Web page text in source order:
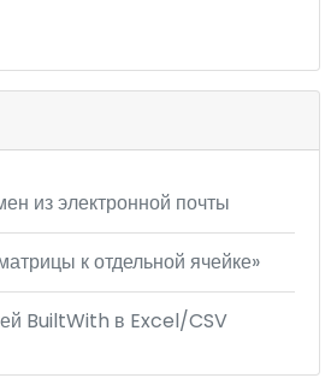
из электронной почты
к отдельной ячейке»
BuiltWith в Excel/CSV